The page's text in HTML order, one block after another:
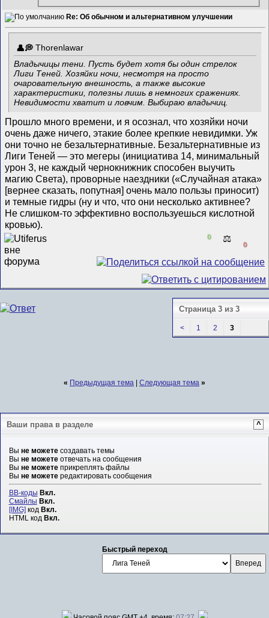
Re: Об обычном и альтернативном улучшении
Thorenlawar
Владычицы тени. Пусть будет хотя бы один стрелок
Лиги Теней. Хозяйки ночи, несмотря на просто
очаровательную внешность, а также высокие
характеристики, полезны лишь в немногих сражениях.
Невидимости хватит и ловчим. Выбираю владычиц.
Прошло много времени, и я осознал, что хозяйки ночи
очень даже ничего, этакие более крепкие невидимки. Уж
они точно не безальтернативные. Безальтернативные из
Лиги Теней — это мегеры (инициатива 14, минимальный
урон 3, не каждый чернокнижник способен выучить
магию Света), проворные наездники («Случайная атака»
[вернее сказать, попутная] очень мало пользы приносит)
и темные гидры (ну и что, что они несколько активнее?
Не слишком-то эффективно воспользуешься кислотной
кровью).
0 ⚖️
0
Страница 3 из 3
< 1 2 3
« Предыдущая тема Следующая тема »
Ваши права в разделе ^
Вы не можетесоздавать темы
Вы не можетеотвечать на сообщения
Вы не можетеприкреплять файлы
Вы не можетередактировать сообщения
BB-коды Вкл.
Смайлы Вкл.
[IMG] код Вкл.
HTML код Вкл.
Быстрый переход